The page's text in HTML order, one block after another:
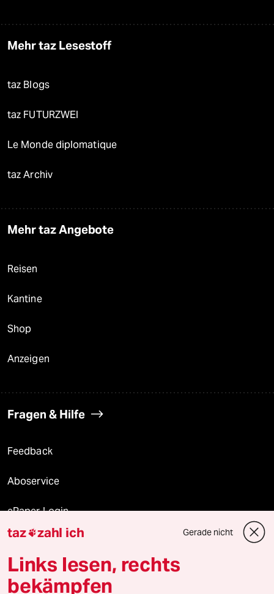
Mehr taz Lesestoff
taz Blogs
taz FUTURZWEI
Le Monde diplomatique
taz Archiv
Mehr taz Angebote
Reisen
Kantine
Shop
Anzeigen
Fragen & Hilfe
Feedback
Aboservice
ePaper Login
Downloads für Abonnierende
taz zahl ich Gerade nicht
Links lesen, rechts
bekämpfen